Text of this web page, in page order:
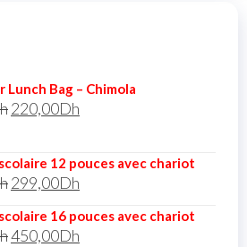
Lunch Bag – Chimola
220,00Dh
12 pouces avec chariot
299,00Dh
16 pouces avec chariot
450,00Dh